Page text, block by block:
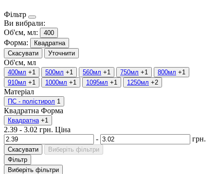
Фільтр
Ви вибрали:
Об'єм, мл:
400
Форма:
Квадратна
Скасувати
Уточнити
Об'єм, мл
400мл +1 500мл +1 560мл +1 750мл +1 800мл +1
910мл +1 1000мл +1 1095мл +1 1250мл +2
Матеріал
ПС - полістирол 1
Квадратна Форма
Квадратна +1
2.39 - 3.02 грн. Ціна
-
грн.
Скасувати
Виберіть фільтри
Фільтр
Виберіть фільтри